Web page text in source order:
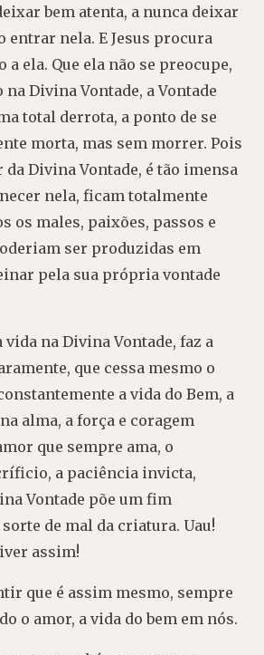
bem atenta, a nunca deixar
entrar nela. E Jesus procura
ela. Que ela não se preocupe,
Divina Vontade, a Vontade
total derrota, a ponto de se
morta, mas sem morrer. Pois
da Divina Vontade, é tão imensa
nela, ficam totalmente
os males, paixões, passos e
ser produzidas em
pela sua própria vontade
vida na Divina Vontade, faz a
que cessa mesmo o
a vida do Bem, a
alma, a força e coragem
que sempre ama, o
a paciência invicta,
Vontade põe um fim
de mal da criatura. Uau!
assim!
que é assim mesmo, sempre
o amor, a vida do bem em nós.